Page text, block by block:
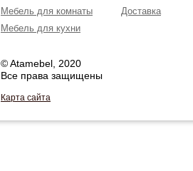
Мебель для комнаты
Мебель для кухни
Доставка
© Atamebel, 2020
Все права защищены
Карта сайта